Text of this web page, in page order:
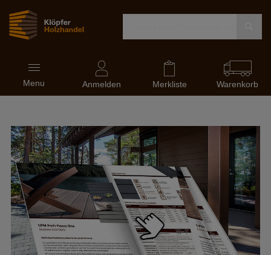
Navigation
ein-
und
Menu Anmelden Merkliste Warenkorb